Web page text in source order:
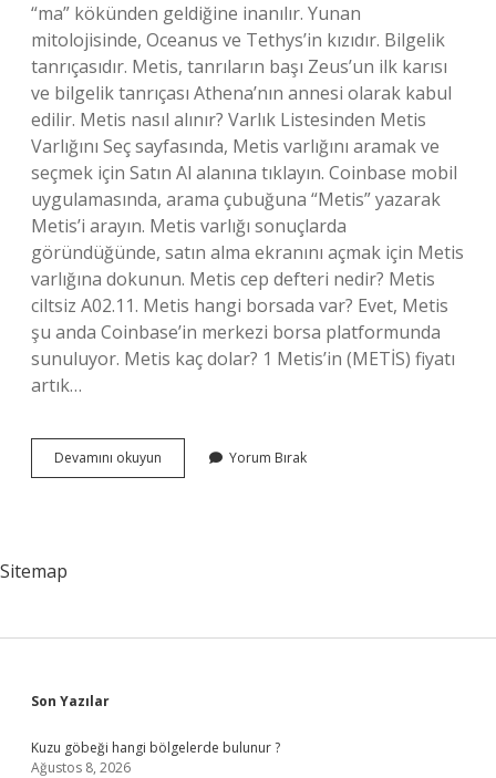
“ma” kökünden geldiğine inanılır. Yunan
mitolojisinde, Oceanus ve Tethys’in kızıdır. Bilgelik
tanrıçasıdır. Metis, tanrıların başı Zeus’un ilk karısı
ve bilgelik tanrıçası Athena’nın annesi olarak kabul
edilir. Metis nasıl alınır? Varlık Listesinden Metis
Varlığını Seç sayfasında, Metis varlığını aramak ve
seçmek için Satın Al alanına tıklayın. Coinbase mobil
uygulamasında, arama çubuğuna “Metis” yazarak
Metis’i arayın. Metis varlığı sonuçlarda
göründüğünde, satın alma ekranını açmak için Metis
varlığına dokunun. Metis cep defteri nedir? Metis
ciltsiz A02.11. Metis hangi borsada var? Evet, Metis
şu anda Coinbase’in merkezi borsa platformunda
sunuluyor. Metis kaç dolar? 1 Metis’in (METİS) fiyatı
artık…
Devamını okuyun
Uygulaması
Yorum Bırak
Sitemap
Sidebar
Son Yazılar
Kuzu göbeği hangi bölgelerde bulunur ?
Ağustos 8, 2026